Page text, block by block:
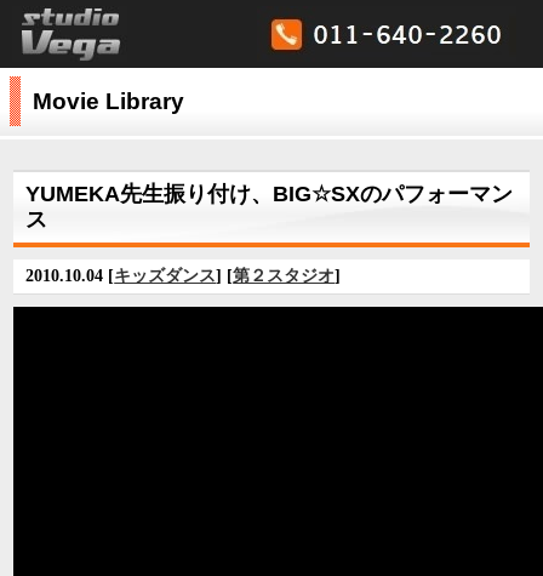
Movie Library
YUMEKA先生振り付け、BIG☆SXのパフォーマン
ス
2010.10.04 [キッズダンス] [第２スタジオ]